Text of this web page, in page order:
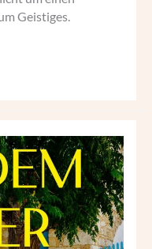
Geistiges.